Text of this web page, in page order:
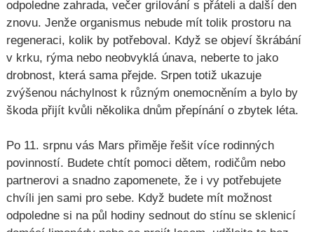
odpoledne zahrada, večer grilování s přáteli a další den
znovu. Jenže organismus nebude mít tolik prostoru na
regeneraci, kolik by potřeboval. Když se objeví škrábání
v krku, rýma nebo neobvyklá únava, neberte to jako
drobnost, která sama přejde. Srpen totiž ukazuje
zvýšenou náchylnost k různým onemocněním a bylo by
škoda přijít kvůli několika dnům přepínání o zbytek léta.
Po 11. srpnu vás Mars přiměje řešit více rodinných
povinností. Budete chtít pomoci dětem, rodičům nebo
partnerovi a snadno zapomenete, že i vy potřebujete
chvíli jen sami pro sebe. Když budete mít možnost
odpoledne si na půl hodiny sednout do stínu se sklenicí